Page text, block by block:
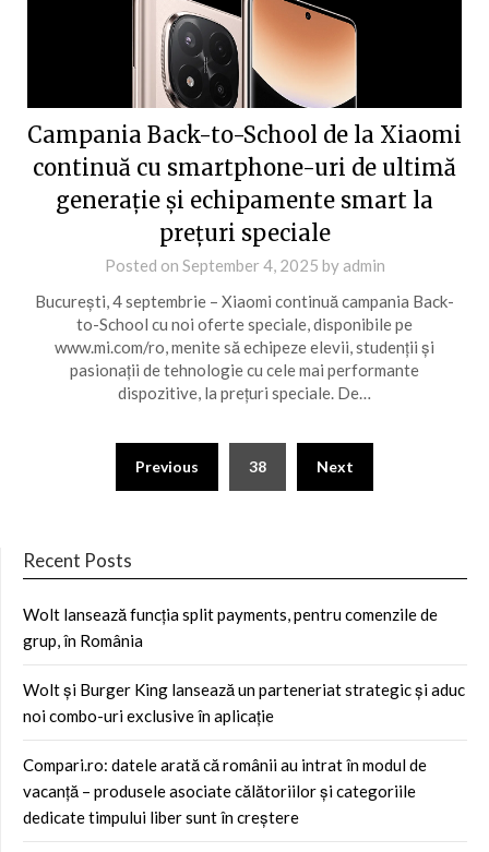
Campania Back-to-School de la Xiaomi
continuă cu smartphone-uri de ultimă
generație și echipamente smart la
prețuri speciale
Posted on September 4, 2025 by admin
București, 4 septembrie – Xiaomi continuă campania Back-
to-School cu noi oferte speciale, disponibile pe
www.mi.com/ro, menite să echipeze elevii, studenții și
pasionații de tehnologie cu cele mai performante
dispozitive, la prețuri speciale. De…
pagination
Previous 38 Next
Recent Posts
Wolt lansează funcția split payments, pentru comenzile de
grup, în România
Wolt și Burger King lansează un parteneriat strategic și aduc
noi combo-uri exclusive în aplicație
Compari.ro: datele arată că românii au intrat în modul de
vacanță – produsele asociate călătoriilor și categoriile
dedicate timpului liber sunt în creștere